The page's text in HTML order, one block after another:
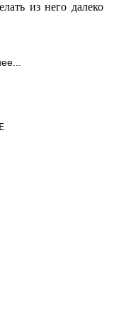
из него далеко